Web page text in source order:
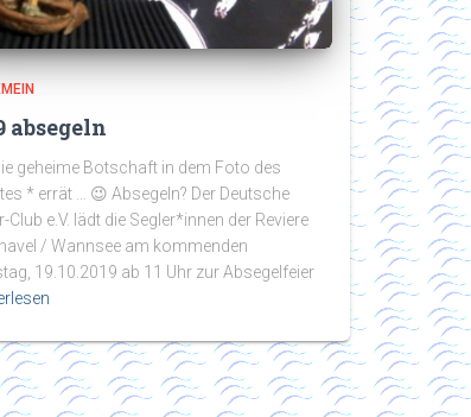
absegeln
geheime Botschaft in dem Foto des
* errät … 😉 Absegeln? Der Deutsche
Club e.V. lädt die Segler*innen der Reviere
/ Wannsee am kommenden
19.10.2019 ab 11 Uhr zur Absegelfeier